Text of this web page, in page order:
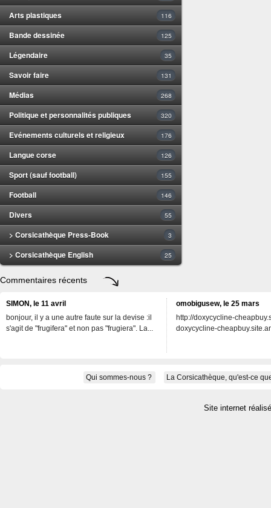
Arts plastiques 116
Bande dessinée 125
Légendaire 35
Savoir faire 131
Médias 268
Politique et personnalités publiques 320
Evénements culturels et religieux 176
Langue corse 126
Sport (sauf football) 155
Football 146
Divers 55
> Corsicathèque Press-Book 3
> Corsicathèque English 25
Commentaires récents
SIMON, le 11 avril
bonjour, il y a une autre faute sur la devise :il
s'agit de "frugifera" et non pas "frugiera". La...
omobigusew, le 25 mars
http://doxycycline-
doxycycline-
Qui sommes-nous ? La Corsicathèque, qu'est-ce
Site internet